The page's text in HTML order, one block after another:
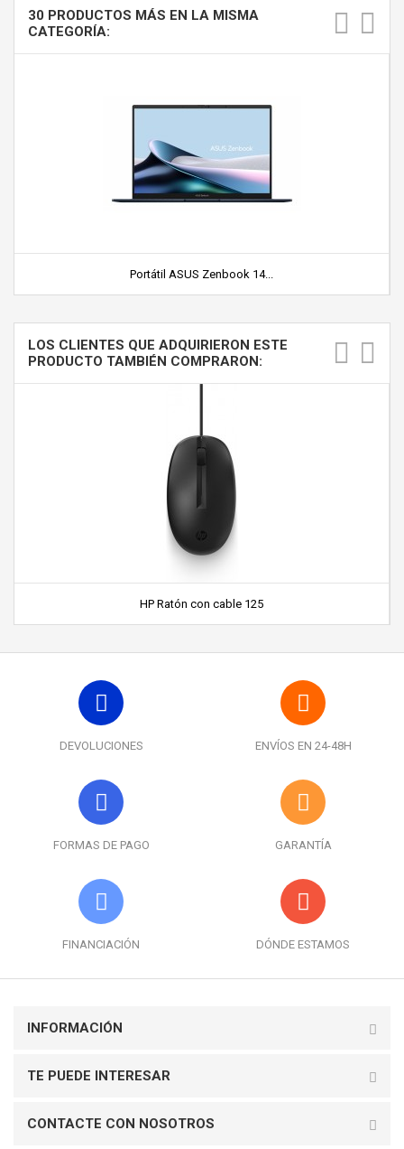
30 PRODUCTOS MÁS EN LA MISMA
CATEGORÍA:
Portátil ASUS Zenbook 14...
LOS CLIENTES QUE ADQUIRIERON ESTE
PRODUCTO TAMBIÉN COMPRARON:
HP Ratón con cable 125
DEVOLUCIONES ENVÍOS EN 24-48H
FORMAS DE PAGO GARANTÍA
FINANCIACIÓN DÓNDE ESTAMOS
INFORMACIÓN
TE PUEDE INTERESAR
CONTACTE CON NOSOTROS